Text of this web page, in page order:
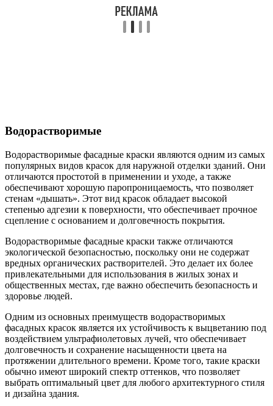
Водорастворимые
Водорастворимые фасадные краски являются одним из самых
популярных видов красок для наружной отделки зданий. Они
отличаются простотой в применении и уходе, а также
обеспечивают хорошую паропроницаемость, что позволяет
стенам «дышать». Этот вид красок обладает высокой
степенью адгезии к поверхности, что обеспечивает прочное
сцепление с основанием и долговечность покрытия.
Водорастворимые фасадные краски также отличаются
экологической безопасностью, поскольку они не содержат
вредных органических растворителей. Это делает их более
привлекательными для использования в жилых зонах и
общественных местах, где важно обеспечить безопасность и
здоровье людей.
Одним из основных преимуществ водорастворимых
фасадных красок является их устойчивость к выцветанию под
воздействием ультрафиолетовых лучей, что обеспечивает
долговечность и сохранение насыщенности цвета на
протяжении длительного времени. Кроме того, такие краски
обычно имеют широкий спектр оттенков, что позволяет
выбрать оптимальный цвет для любого архитектурного стиля
и дизайна здания.